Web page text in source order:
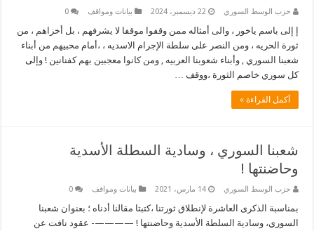
حزب الوسط السوري 22 ديسمبر، 2024 بيانات ومواقف 0
إ إلى باسم ياخور ، والى أمثاله ممن وقفوا موقفا لا يشرفهم ، بل أخزاهم ، من
ثورة الحريه ، ومن النصر على سلطة الإجرام الاسديه ، ،أمام محبيهم من أبناء
شعبنا السوري , وأبناء شعوبنا العربيه , ومن كانوا معجبين بهم كفنانين ! وإلى
كل سوري خاصم الثورة ،ووقف …
أكمل القراءة »
شعبنا السوري ، وسادية السطلة الأسدية
وحاضنتها !
حزب الوسط السوري 14 مارس، 2021 بيانات ومواقف 0
بمناسبة الذكرى العاشرة لإنطلاق ثورتنا ،كتبتا مقالنا أدناه ؛ بعنوان شعبنا
السوري، وسادية السلطة الأسدية وحاضنتها ! ————- عقود نافت عن